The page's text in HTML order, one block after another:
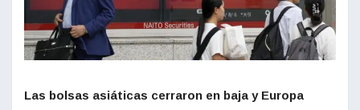
Las bolsas asiáticas cerraron en baja y Europa